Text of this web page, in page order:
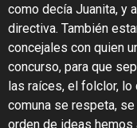
como decía Juanita, y
directiva. También
concejales con quien
concurso, para que
las raíces, el folclor,
comuna se respeta,
orden de ideas hemos